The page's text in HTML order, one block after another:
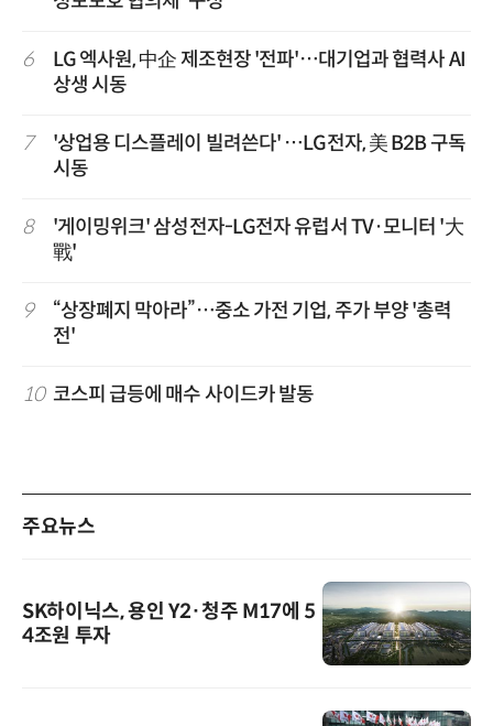
6
LG 엑사원, 中企 제조현장 '전파'…대기업과 협력사 AI
상생 시동
7
'상업용 디스플레이 빌려쓴다' …LG전자, 美 B2B 구독
시동
8
'게이밍위크' 삼성전자-LG전자 유럽서 TV·모니터 '大
戰'
9
“상장폐지 막아라”…중소 가전 기업, 주가 부양 '총력
전'
10 코스피 급등에 매수 사이드카 발동
주요뉴스
SK하이닉스, 용인 Y2·청주 M17에 5
4조원 투자